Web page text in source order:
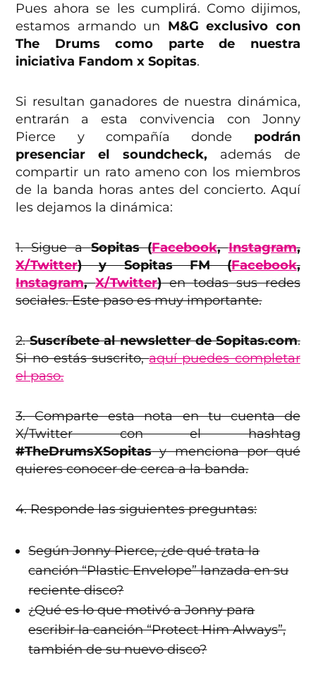
Pues ahora se les cumplirá. Como dijimos,
estamos armando un M&G exclusivo con
The Drums como parte de nuestra
iniciativa Fandom x Sopitas.
Si resultan ganadores de nuestra dinámica,
entrarán a esta convivencia con Jonny
Pierce y compañía donde podrán
presenciar el soundcheck, además de
compartir un rato ameno con los miembros
de la banda horas antes del concierto. Aquí
les dejamos la dinámica:
1. Sigue aSopitas (Facebook,Instagram,
X/Twitter) y Sopitas FM (Facebook,
Instagram,X/Twitter)en todas sus redes
sociales. Este paso es muy importante.
2.Suscríbete al newsletter de Sopitas.com.
Si no estás suscrito,aquí puedes completar
el paso.
3. Comparte esta nota en tu cuenta de
X/Twitter con el hashtag
#TheDrumsXSopitasy menciona por qué
quieres conocer de cerca a la banda.
4. Responde las siguientes preguntas:
Según Jonny Pierce, ¿de qué trata la
canción “Plastic Envelope” lanzada en su
reciente disco?
¿Qué es lo que motivó a Jonny para
escribir la canción “Protect Him Always”,
también de su nuevo disco?